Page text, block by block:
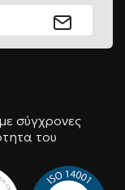
σύγχρονες
του